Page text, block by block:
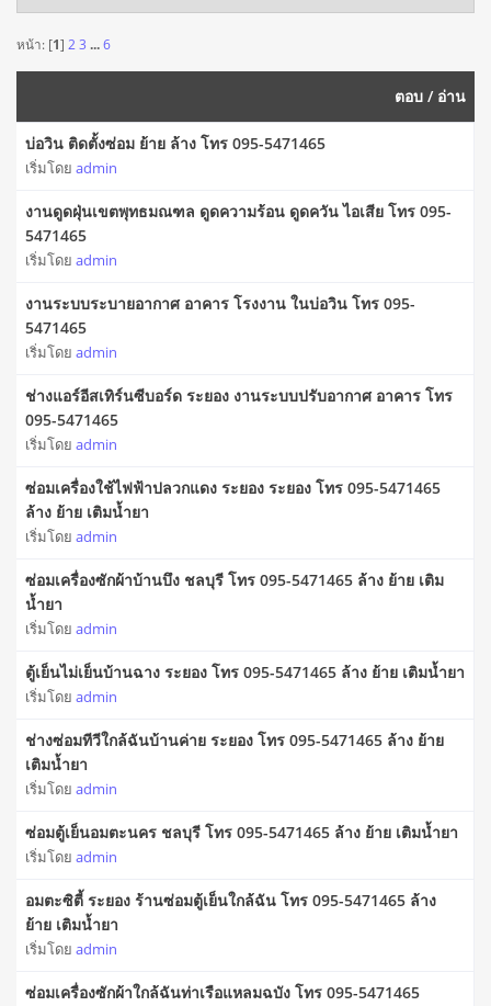
หน้า: [1] 2 3 ...6
ตอบ / อ่าน
บ่อวิน ติดตั้งซ่อม ย้าย ล้าง โทร 095-5471465
เริ่มโดย admin
งานดูดฝุ่นเขตพุทธมณฑล ดูดความร้อน ดูดควัน ไอเสีย โทร 095-
5471465
เริ่มโดย admin
งานระบบระบายอากาศ อาคาร โรงงาน ในบ่อวิน โทร 095-
5471465
เริ่มโดย admin
ช่างแอร์อีสเทิร์นซีบอร์ด ระยอง งานระบบปรับอากาศ อาคาร โทร
095-5471465
เริ่มโดย admin
ซ่อมเครื่องใช้ไฟฟ้าปลวกแดง ระยอง ระยอง โทร 095-5471465
ล้าง ย้าย เติมน้ำยา
เริ่มโดย admin
ซ่อมเครื่องซักผ้าบ้านบึง ชลบุรี โทร 095-5471465 ล้าง ย้าย เติม
น้ำยา
เริ่มโดย admin
ตู้เย็นไม่เย็นบ้านฉาง ระยอง โทร 095-5471465 ล้าง ย้าย เติมน้ำยา
เริ่มโดย admin
ช่างซ่อมทีวีใกล้ฉันบ้านค่าย ระยอง โทร 095-5471465 ล้าง ย้าย
เติมน้ำยา
เริ่มโดย admin
ซ่อมตู้เย็นอมตะนคร ชลบุรี โทร 095-5471465 ล้าง ย้าย เติมน้ำยา
เริ่มโดย admin
อมตะซิตี้ ระยอง ร้านซ่อมตู้เย็นใกล้ฉัน โทร 095-5471465 ล้าง
ย้าย เติมน้ำยา
เริ่มโดย admin
ซ่อมเครื่องซักผ้าใกล้ฉันท่าเรือแหลมฉบัง โทร 095-5471465